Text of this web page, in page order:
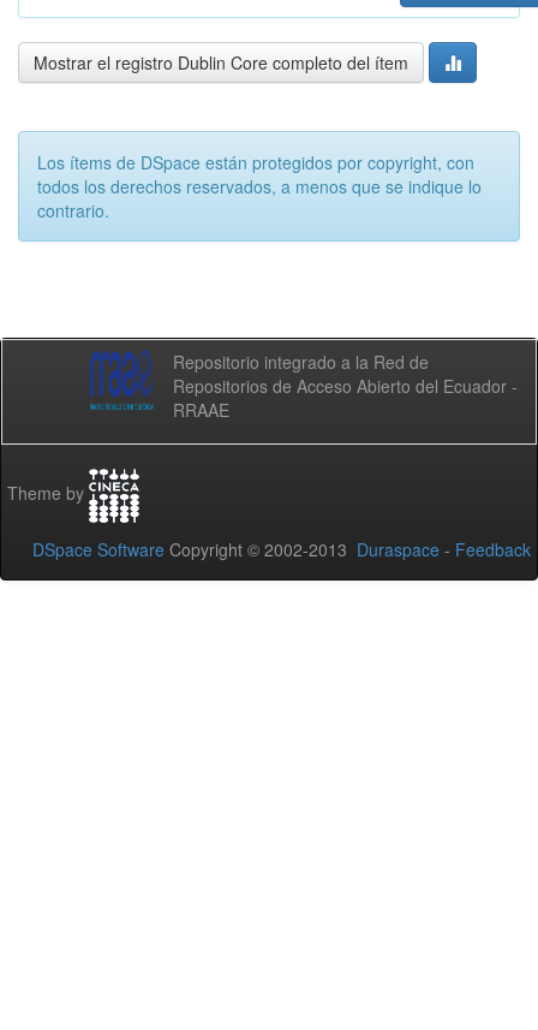
Mostrar el registro Dublin Core completo del ítem
Los ítems de DSpace están protegidos por copyright, con
todos los derechos reservados, a menos que se indique lo
contrario.
Repositorio integrado a la Red de
Repositorios de Acceso Abierto del Ecuador -
RRAAE
Theme by
DSpace Software Copyright © 2002-2013 Duraspace - Feedback